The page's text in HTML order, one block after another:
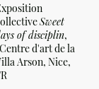
Sweet
of disciplin,
Centre d'art de la
Arson, Nice,